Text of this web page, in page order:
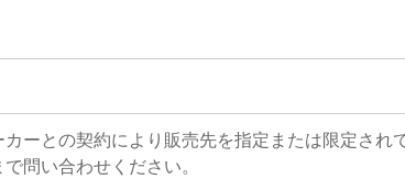
ーとの契約により販売先を指定または限定され
問い合わせください。